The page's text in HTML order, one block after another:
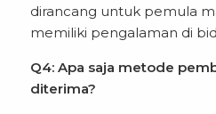
dirancang untuk pemula
memiliki pengalaman di
Q4: Apa saja metode
diterima?